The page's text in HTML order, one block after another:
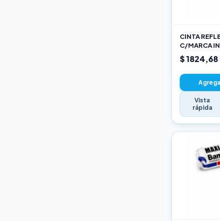
CINTA
C/MARCA
$ 1824,68
Vista
rápida